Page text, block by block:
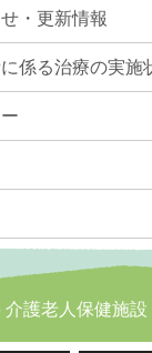
・更新情報
係る治療の実施
護老人保健施設